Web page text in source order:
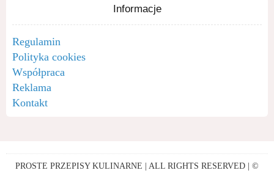
Informacje
Regulamin
Polityka cookies
Współpraca
Reklama
Kontakt
PROSTE PRZEPISY KULINARNE | ALL RIGHTS RESERVED | ©